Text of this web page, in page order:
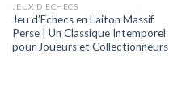
JEUX D'ECHECS
Jeu d’Echecs en Laiton Massif
Perse | Un Classique Intemporel
pour Joueurs et Collectionneurs